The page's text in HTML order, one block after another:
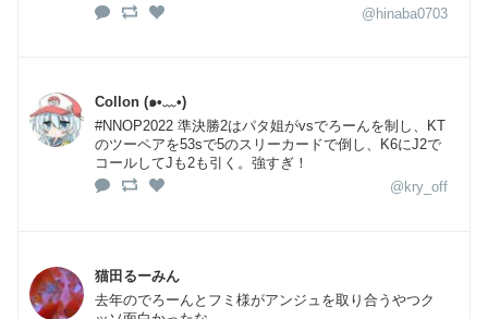
@hinaba0703
Collon (๑•﹏•)
#NNOP2022 準決勝2はパタ姐がvsでろーんを制し、KT
のツーペアを53sで5のスリーカードで倒し、K6にJ2で
コールしてJも2も引く。強すぎ！
@kry_off
猫田るーみん
去年のでろーんとフミ様がアンジュを取り合うやつク